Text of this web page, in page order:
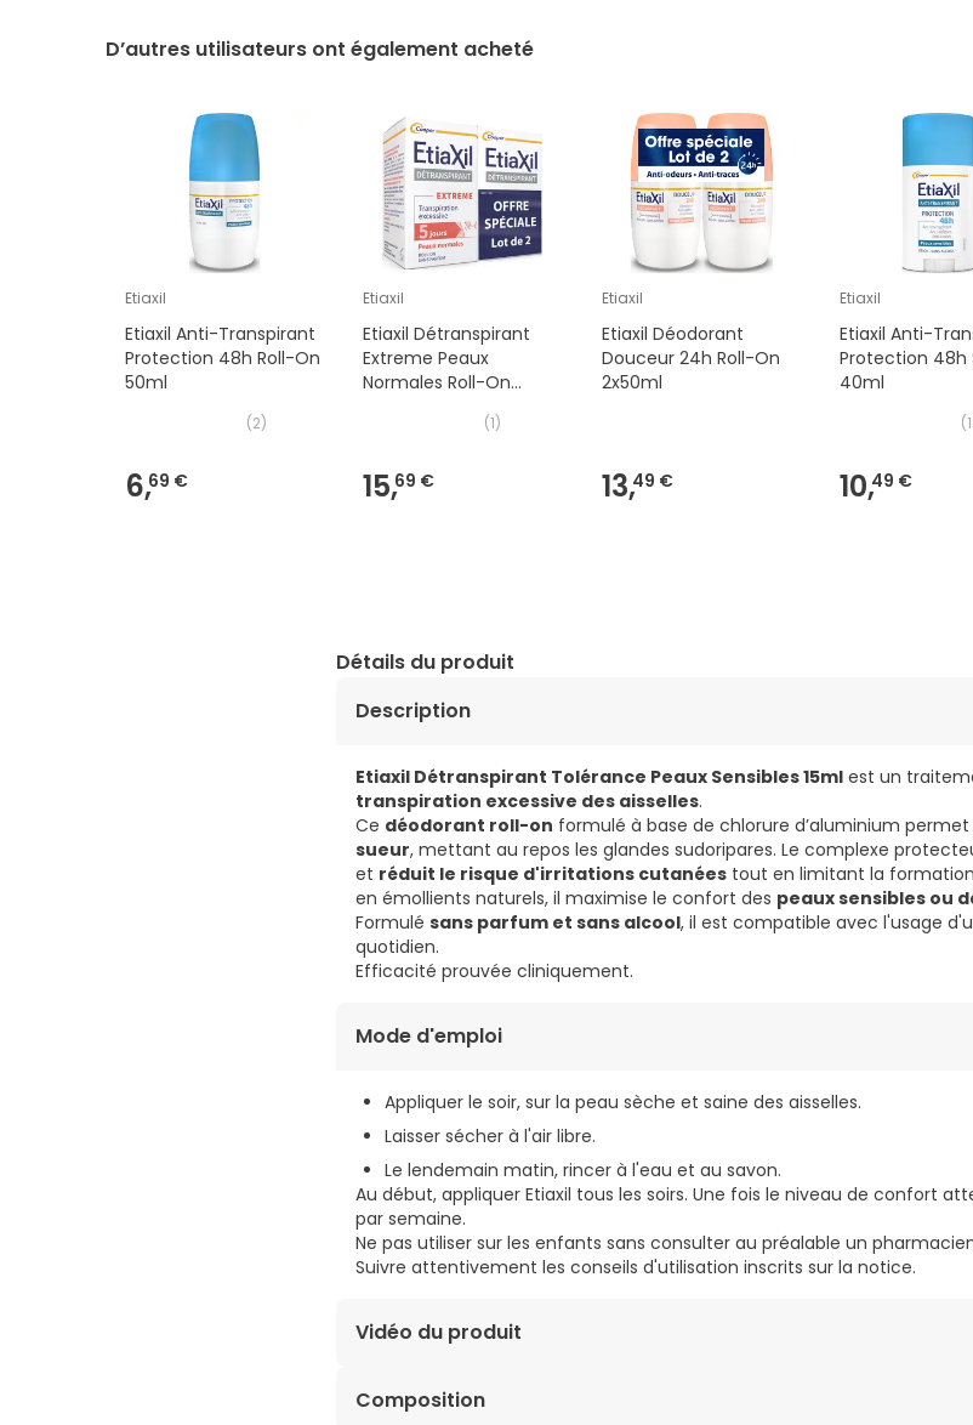
D’autres utilisateurs ont également acheté
Etiaxil
Etiaxil Anti-Transpirant
Protection 48h Roll-On
50ml
(2)
6,69 €
Etiaxil
Etiaxil Détranspirant
Extreme Peaux
Normales Roll-On
(1)
15,69 €
Etiaxil
Etiaxil Déodorant
Douceur 24h Roll-On
2x50ml
13,49 €
Etiaxil
Etiaxil Anti-
Protection 48h
40ml
(
10,49 €
Détails du produit
Description
Etiaxil Détranspirant Tolérance Peaux Sensibles 15ml est un
transpiration excessive des aisselles.
Ce déodorant roll-on formulé à base de chlorure d’aluminium permet
sueur, mettant au repos les glandes sudoripares. Le complexe
et réduit le risque d'irritations cutanées tout en limitant la
en émollients naturels, il maximise le confort des peaux sensibles ou
Formulé sans parfum et sans alcool, il est compatible avec l'usage
quotidien.
Efficacité prouvée cliniquement.
Mode d'emploi
Appliquer le soir, sur la peau sèche et saine des aisselles.
Laisser sécher à l'air libre.
Le lendemain matin, rincer à l'eau et au savon.
Au début, appliquer Etiaxil tous les soirs. Une fois le niveau de confort
par semaine.
Ne pas utiliser sur les enfants sans consulter au préalable un
Suivre attentivement les conseils d'utilisation inscrits sur la notice.
Vidéo du produit
Composition